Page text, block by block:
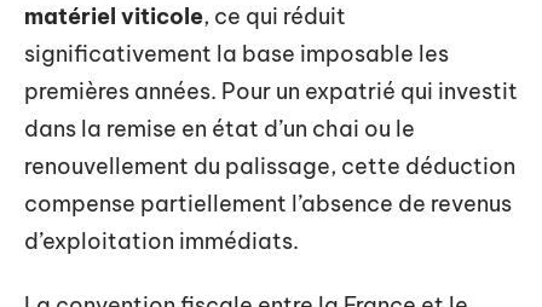
matériel viticole, ce qui réduit
significativement la base imposable les
premières années. Pour un expatrié qui investit
dans la remise en état d’un chai ou le
renouvellement du palissage, cette déduction
compense partiellement l’absence de revenus
d’exploitation immédiats.